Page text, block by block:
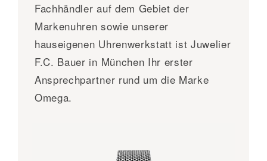
Fachhändler auf dem Gebiet der
Markenuhren sowie unserer
hauseigenen Uhrenwerkstatt ist Juwelier
F.C. Bauer in München Ihr erster
Ansprechpartner rund um die Marke
Omega.